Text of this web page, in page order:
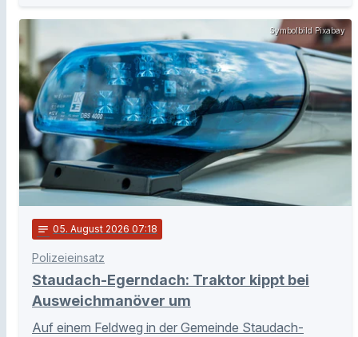
Symbolbild Pixabay
notes 05. August 2026 07:18
Polizeieinsatz
Staudach-Egerndach: Traktor kippt bei
Ausweichmanöver um
Auf einem Feldweg in der Gemeinde Staudach-